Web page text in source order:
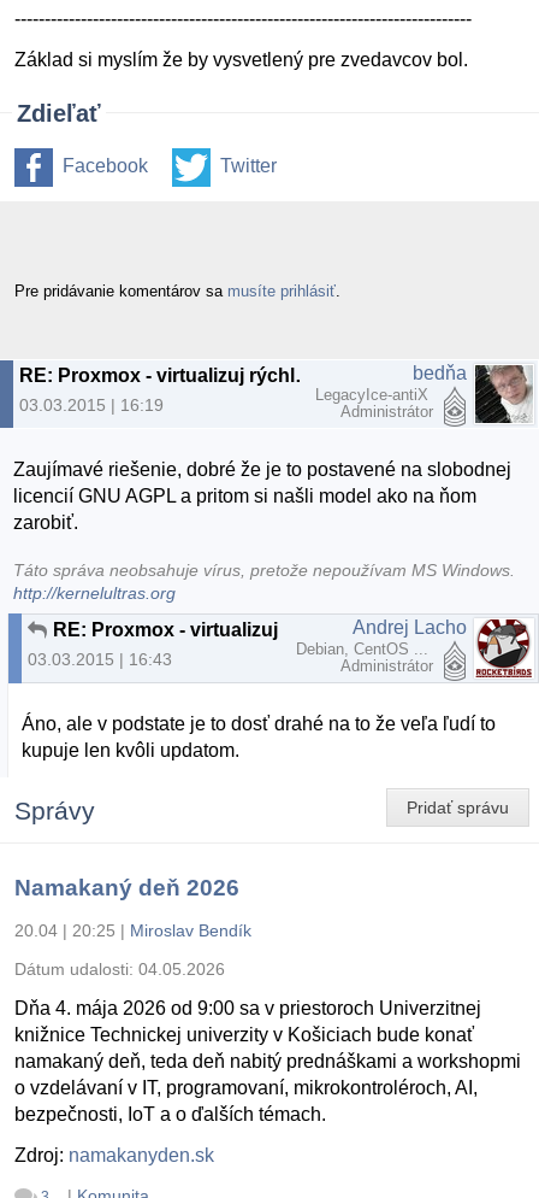
----------------------------------------------------------------------------
Základ si myslím že by vysvetlený pre zvedavcov bol.
Zdieľať
Facebook Twitter
Pre pridávanie komentárov sa musíte prihlásiť
RE: Proxmox - virtualizuj rýchlo a jednoducho
03.03.2015 | 16:19
bedňa
LegacyIce-antiX
Administrátor
Zaujímavé riešenie, dobré že je to postavené na slobodnej
licencií GNU AGPL a pritom si našli model ako na ňom
zarobiť.
Táto správa neobsahuje vírus, pretože nepoužívam MS Windows.
http://kernelultras.org
03.03.2015 | 16:43
Andrej Lacho
Debian, CentOS ...
Administrátor
Áno, ale v podstate je to dosť drahé na to že veľa ľudí to
kupuje len kvôli updatom.
Pridať správu
Správy
Namakaný deň 2026
20.04 | 20:25 | Miroslav Bendík
Dátum udalosti: 04.05.2026
Dňa 4. mája 2026 od 9:00 sa v priestoroch Univerzitnej
knižnice Technickej univerzity v Košiciach bude konať
namakaný deň, teda deň nabitý prednáškami a workshopmi
o vzdelávaní v IT, programovaní, mikrokontroléroch, AI,
bezpečnosti, IoT a o ďalších témach.
Zdroj: namakanyden.sk